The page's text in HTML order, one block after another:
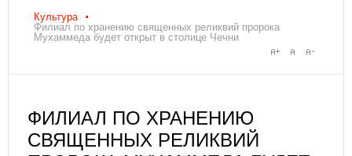
Культура
Филиал по хранению священных реликвий пророка
Мухаммеда будет открыт в столице Чечни
ФИЛИАЛ ПО ХРАНЕНИЮ
СВЯЩЕННЫХ РЕЛИКВИЙ